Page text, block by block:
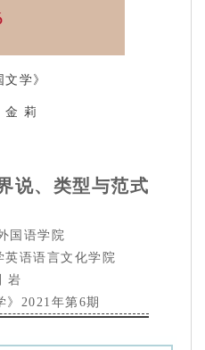
文学》
金 莉
说、类型与范式
国语学院
英语语言文化学院
岩
》2021年第6期